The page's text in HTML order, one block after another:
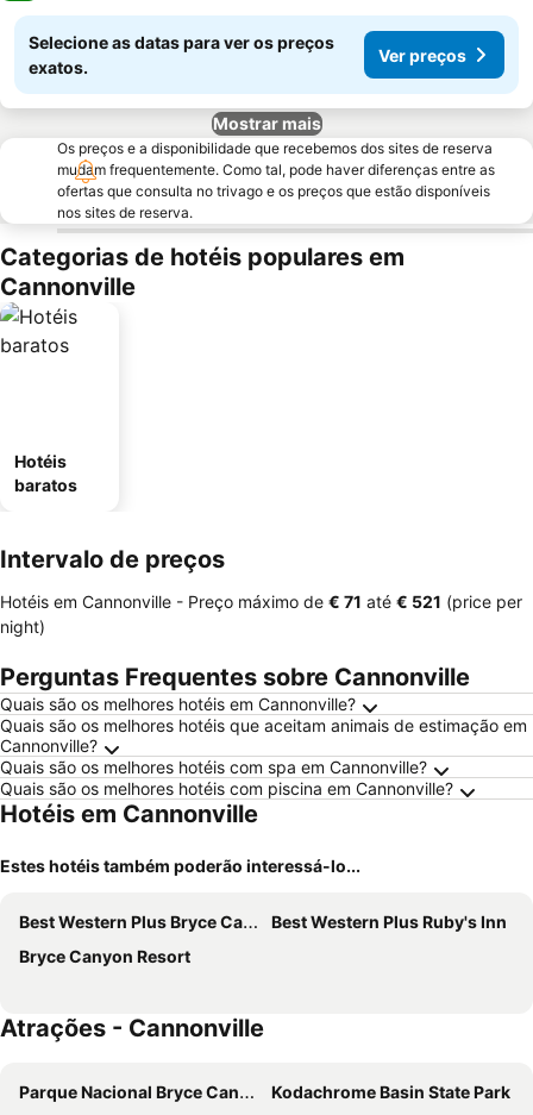
Selecione as datas para ver os preços
exatos.
Ver preços
Mostrar mais
Os preços e a disponibilidade que recebemos dos sites de reserva
mudam frequentemente. Como tal, pode haver diferenças entre as
ofertas que consulta no trivago e os preços que estão disponíveis
nos sites de reserva.
Categorias de hotéis populares em
Cannonville
Hotéis
baratos
Intervalo de preços
Hotéis em Cannonville - Preço máximo de ‎€ 71 até ‎€ 521 (price per
night)
Perguntas Frequentes sobre Cannonville
Quais são os melhores hotéis em Cannonville?
Quais são os melhores hotéis que aceitam animais de estimação em
Cannonville?
Quais são os melhores hotéis com spa em Cannonville?
Quais são os melhores hotéis com piscina em Cannonville?
Hotéis em Cannonville
Estes hotéis também poderão interessá-lo...
Best Western Plus Bryce Canyon Grand Hotel
Best Western Plus Ruby's Inn
Bryce Canyon Resort
Atrações - Cannonville
Parque Nacional Bryce Canyon
Kodachrome Basin State Park